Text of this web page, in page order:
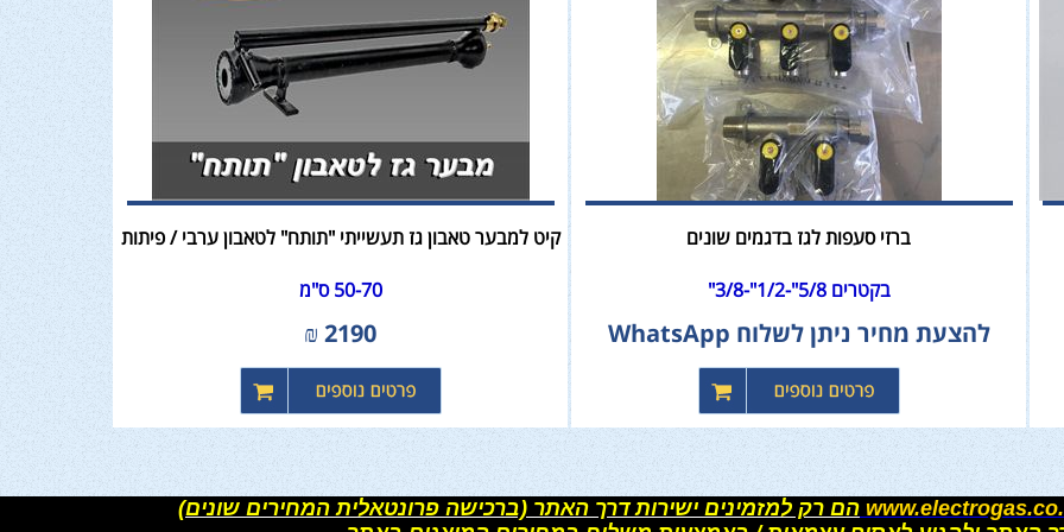
ברזי סעפות לגז בדגמים שונים
בקטרים 5/8"-1/2"-3/8"
להצעת מחיר ניתן לשלוח WhatsApp
קיט למבער טאבון גז תעשייתי "תותח" לטאבון ערבי / פיתות
50-70 ס"מ
2190
₪
הם רק למזמינים ישירות דרך האתר (ברכישה פרונטאלית המחירים שונים)